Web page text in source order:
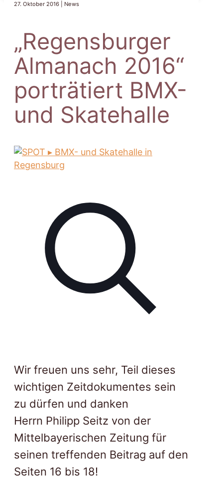
27. Oktober 2016 | News
„Regensburger
Almanach 2016“
porträtiert BMX-
und Skatehalle
Wir freuen uns sehr, Teil dieses
wichtigen Zeitdokumentes sein
zu dürfen und danken
Herrn Philipp Seitz von der
Mittelbayerischen Zeitung für
seinen treffenden Beitrag auf den
Seiten 16 bis 18!